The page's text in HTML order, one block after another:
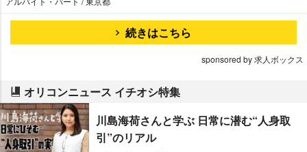
続きはこちら
sponsored by 求人ボックス
オリコンニュース イチオシ特集
川島海荷さんと学ぶ 日常に潜む“人身取
引”のリアル